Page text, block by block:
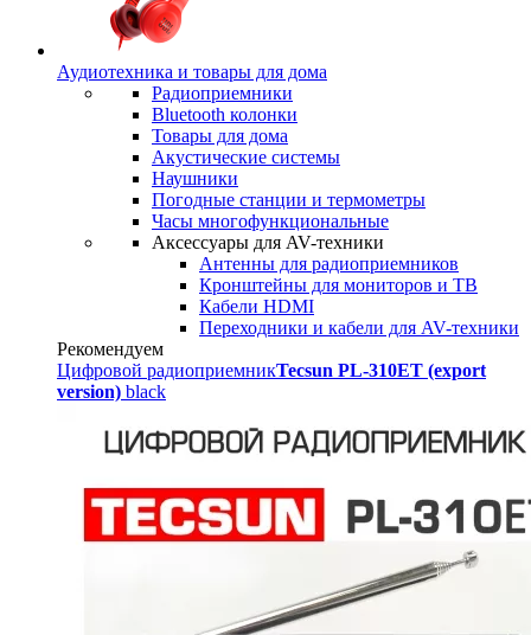
Аудиотехника и товары для дома
Радиоприемники
Bluetooth колонки
Товары для дома
Акустические системы
Наушники
Погодные станции и термометры
Часы многофункциональные
Аксессуары для AV-техники
Антенны для радиоприемников
Кронштейны для мониторов и ТВ
Кабели HDMI
Переходники и кабели для AV-техники
Рекомендуем
Цифровой радиоприемникTecsun PL-310ET (export
version) black